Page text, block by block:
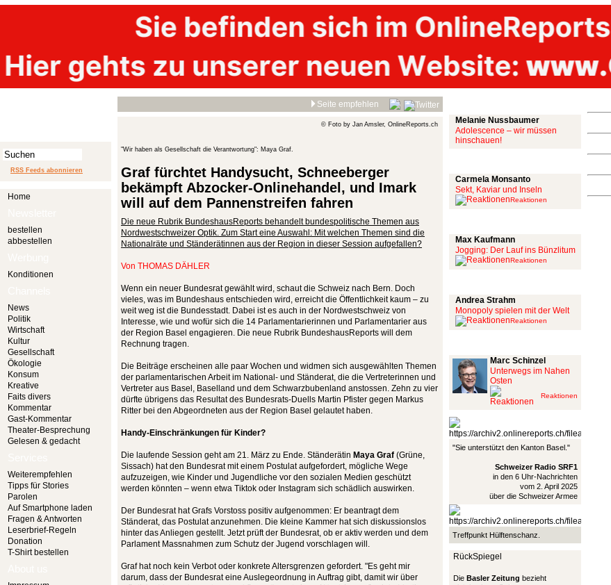
RSS Feeds abonnieren
Home
bestellen
abbestellen
Konditionen
News
Politik
Wirtschaft
Kultur
Gesellschaft
Ökologie
Konsum
Kreative
Faits divers
Kommentar
Gast-Kommentar
Theater-Besprechung
Gelesen & gedacht
Weiterempfehlen
Tipps für Stories
Parolen
Auf Smartphone laden
Fragen & Antworten
Leserbrief-Regeln
Donation
T-Shirt bestellen
Seite empfehlen
© Foto by Jan Amsler, OnlineReports.ch
"Wir haben als Gesellschaft die Verantwortung": Maya Graf.
Graf fürchtet Handysucht, Schneeberger
bekämpft Abzocker-Onlinehandel, und Imark
will auf dem Pannenstreifen fahren
Die neue Rubrik BundeshausReports behandelt bundespolitische Themen aus
Nordwestschweizer Optik. Zum Start eine Auswahl: Mit welchen Themen sind die
Nationalräte und Ständerätinnen aus der Region in dieser Session aufgefallen?
Von THOMAS DÄHLER
Wenn ein neuer Bundesrat gewählt wird, schaut die Schweiz nach Bern. Doch
vieles, was im Bundeshaus entschieden wird, erreicht die Öffentlichkeit kaum – zu
weit weg ist die Bundesstadt. Dabei ist es auch in der Nordwestschweiz von
Interesse, wie und wofür sich die 14 Parlamentarierinnen und Parlamentarier aus
der Region Basel engagieren. Die neue Rubrik BundeshausReports will dem
Rechnung tragen.
Die Beiträge erscheinen alle paar Wochen und widmen sich ausgewählten Themen
der parlamentarischen Arbeit im National- und Ständerat, die die Vertreterinnen und
Vertreter aus Basel, Baselland und dem Schwarzbubenland anstossen. Zehn zu vier
dürfte übrigens das Resultat des Bundesrats-Duells Martin Pfister gegen Markus
Ritter bei den Abgeordneten aus der Region Basel gelautet haben.
Handy-Einschränkungen für Kinder?
Die laufende Session geht am 21. März zu Ende. Ständerätin Maya Graf (Grüne,
Sissach) hat den Bundesrat mit einem Postulat aufgefordert, mögliche Wege
aufzuzeigen, wie Kinder und Jugendliche vor den sozialen Medien geschützt
werden könnten – wenn etwa Tiktok oder Instagram sich schädlich auswirken.
Der Bundesrat hat Grafs Vorstoss positiv aufgenommen: Er beantragt dem
Ständerat, das Postulat anzunehmen. Die kleine Kammer hat sich diskussionslos
hinter das Anliegen gestellt. Jetzt prüft der Bundesrat, ob er aktiv werden und dem
Parlament Massnahmen zum Schutz der Jugend vorschlagen will.
Graf hat noch kein Verbot oder konkrete Altersgrenzen gefordert. "Es geht mir
darum, dass der Bundesrat eine Auslegeordnung in Auftrag gibt, damit wir über
Melanie Nussbaumer
Adolescence – wir müssen
hinschauen!
Carmela Monsanto
Sekt, Kaviar und Inseln
Reaktionen
Max Kaufmann
Jogging: Der Lauf ins Bünzlitum
Reaktionen
Andrea Strahm
Monopoly spielen mit der Welt
Reaktionen
Marc Schinzel
Unterwegs im Nahen
Osten
Reaktionen
"Sie unterstützt den Kanton Basel."
Schweizer Radio SRF1
in den 6 Uhr-Nachrichten
vom 2. April 2025
über die Schweizer Armee
Treffpunkt Hülftenschanz.
RückSpiegel
Die Basler Zeitung bezieht